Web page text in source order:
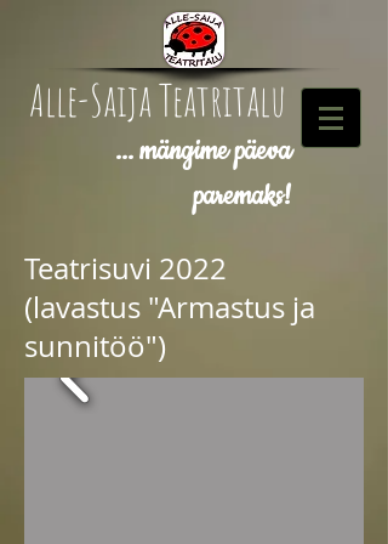
Alle-Saija Teatritalu
... mängime päeva
paremaks!
Teatrisuvi 2022
(lavastus "Armastus ja
sunnitöö")